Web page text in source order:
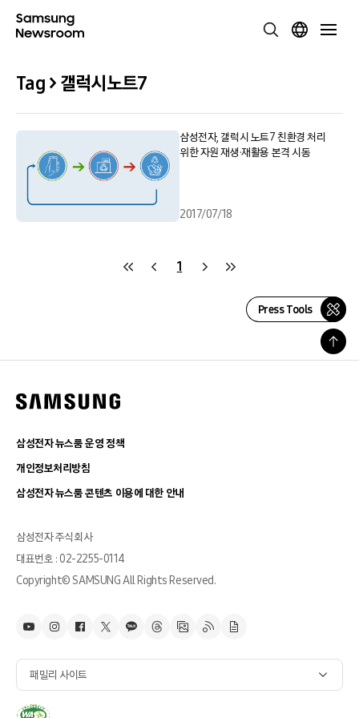
Tag > 갤럭시노트7
삼성전자, 갤럭시 노트7 친환경 처리
위한 자원 재생·재활용 본격 시동
2017/07/18
1
Press Tools
삼성전자 뉴스룸 운영 정책
개인정보처리방침
삼성전자 뉴스룸 콘텐츠 이용에 대한 안내
삼성전자 주식회사
대표번호 : 02-2255-0114
Copyright© SAMSUNG All Rights Reserved.
패밀리 사이트